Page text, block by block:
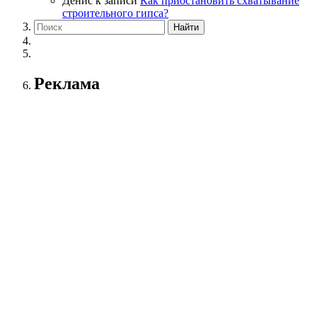
строительного гипса?
Реклама